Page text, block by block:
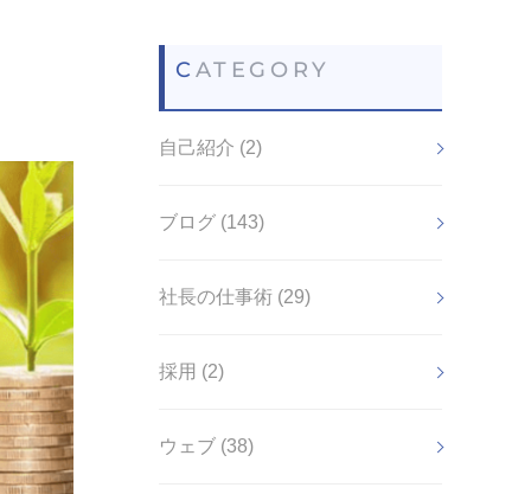
CATEGORY
自己紹介 (2)
ブログ (143)
社長の仕事術 (29)
採用 (2)
ウェブ (38)